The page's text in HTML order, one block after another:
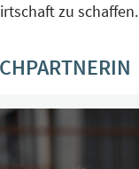
zu schaffen.